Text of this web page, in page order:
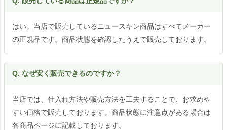
はい。当店で販売しているニュースキン商品はすべてメーカー
の正規品です。商品状態を確認したうえで販売しております。
Q. なぜ安く販売できるのですか？
当店では、仕入れ方法や販売方法を工夫することで、お求めや
すい価格で販売しております。商品状態に注意点がある場合は
各商品ページに記載しております。